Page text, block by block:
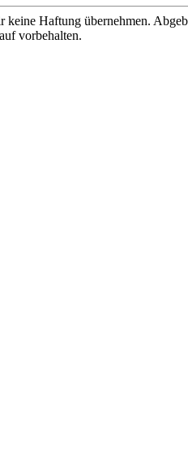
Haftung übernehmen.
vorbehalten.